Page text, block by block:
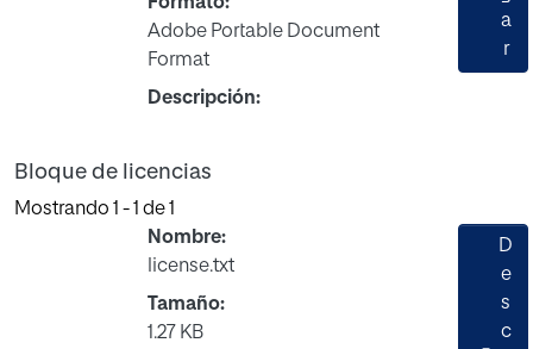
Adobe Portable Document
Format
Descripción:
a
r
Bloque de licencias
Mostrando 1 - 1 de 1
Nombre:
license.txt
Tamaño:
1.27 KB
D
e
s
c